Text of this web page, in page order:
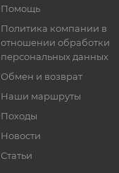
Помощь
Политика компании в
отношении обработки
персональных данных
Обмен и возврат
Наши маршруты
Походы
Новости
Статьи